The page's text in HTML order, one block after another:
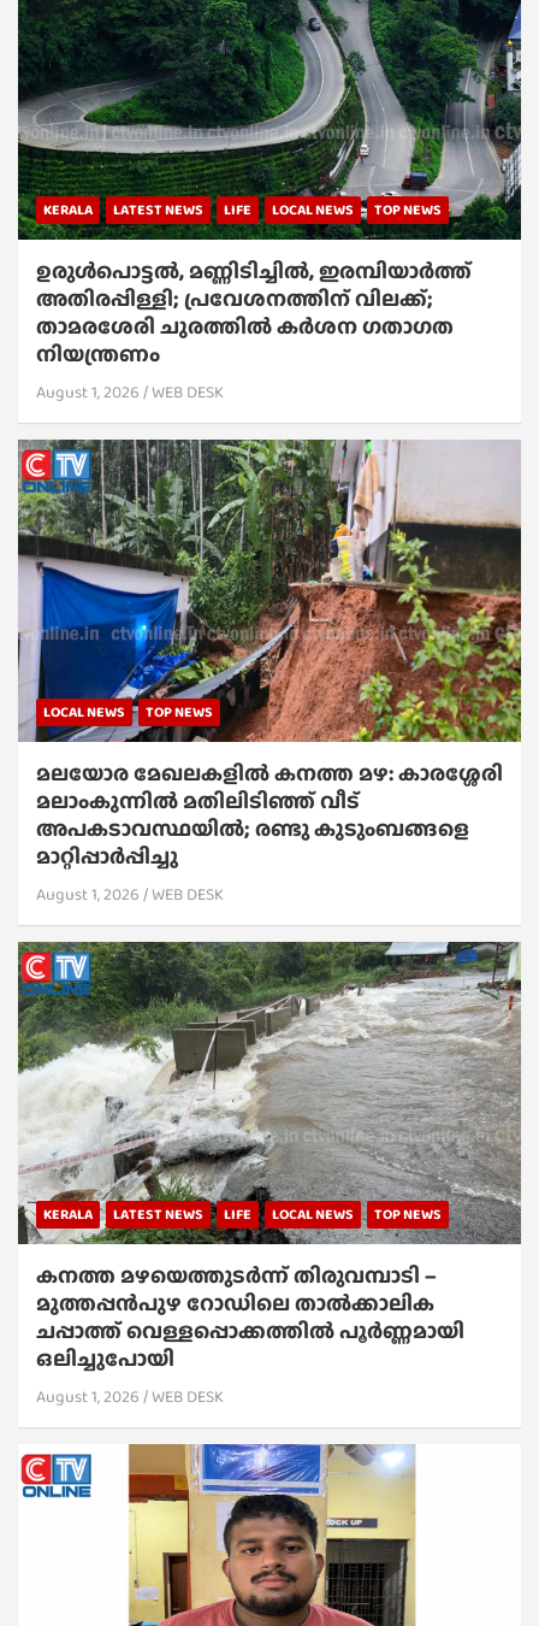
KERALA LATEST NEWS LIFE LOCAL NEWS TOP NEWS
ഉരുൾപൊട്ടൽ, മണ്ണിടിച്ചിൽ, ഇരമ്പിയാര്‍ത്ത്
അതിരപ്പിള്ളി; പ്രവേശനത്തിന് വിലക്ക്;
താമരശേരി ചുരത്തില്‍ കര്‍ശന ഗതാഗത
നിയന്ത്രണം
August 1, 2026 WEB DESK
LOCAL NEWS TOP NEWS
മലയോര മേഖലകളിൽ കനത്ത മഴ: കാരശ്ശേരി
മലാംകുന്നിൽ മതിലിടിഞ്ഞ് വീട്
അപകടാവസ്ഥയിൽ; രണ്ടു കുടുംബങ്ങളെ
മാറ്റിപ്പാർപ്പിച്ചു
August 1, 2026 WEB DESK
KERALA LATEST NEWS LIFE LOCAL NEWS TOP NEWS
കനത്ത മഴയെത്തുടർന്ന് തിരുവമ്പാടി –
മുത്തപ്പൻപുഴ റോഡിലെ താൽക്കാലിക
ചപ്പാത്ത് വെള്ളപ്പൊക്കത്തിൽ പൂർണ്ണമായി
ഒലിച്ചുപോയി
August 1, 2026 WEB DESK